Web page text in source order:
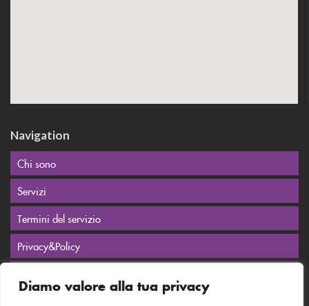
Diamo valore alla tua privacy
Navigation
Chi sono
Servizi
Termini del servizio
Privacy&Policy